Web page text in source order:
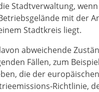
Stadtverwaltung,
mit der
Stadtkreis liegt.
abweichende
Fällen, zum
die der europäischen
Richtlinie,